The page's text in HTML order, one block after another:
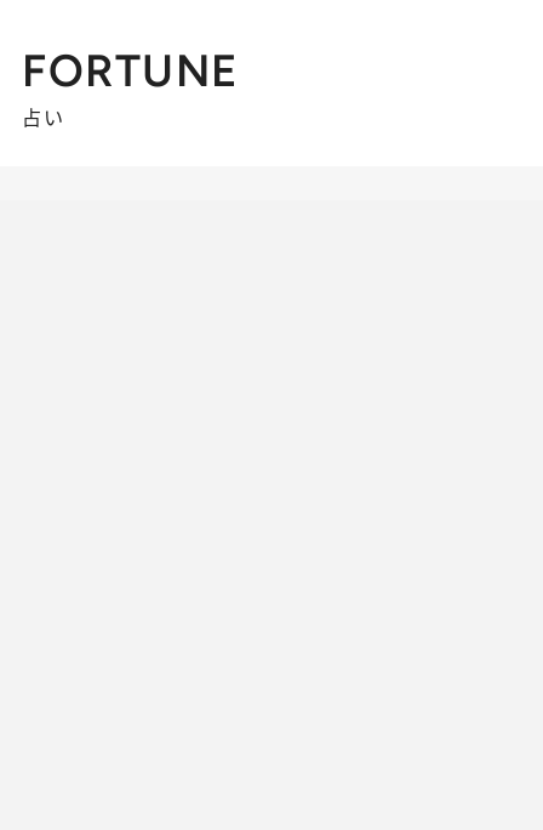
FORTUNE
占い